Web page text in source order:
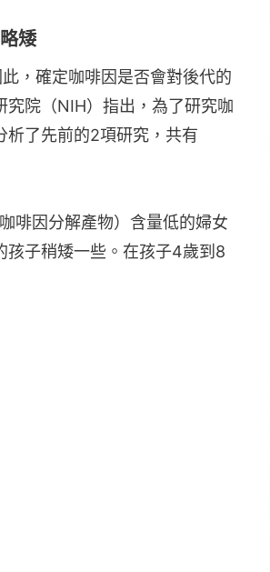
矮
，確定咖啡因是否會對後代的
院（NIH）指出，為了研究咖
析了先前的2項研究，共有
啡因分解產物）含量低的婦女
孩子稍矮一些。在孩子4歲到8